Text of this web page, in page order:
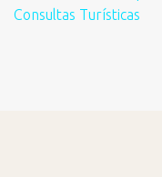
Consultas Turísticas